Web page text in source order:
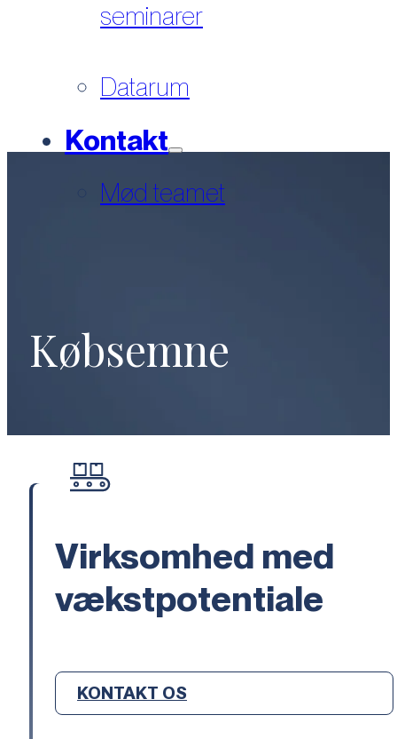
seminarer
Datarum
Kontakt
Mød teamet
Købsemne
Virksomhed med
vækstpotentiale
KONTAKT OS